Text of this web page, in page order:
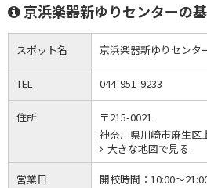
京浜楽器新ゆりセンターの
スポット名 京浜楽器新ゆりセンタ
TEL 044-951-9233
住所
〒215-0021
神奈川県川崎市麻生区
大きな地図で見る
営業日 開校時間： 10:00～